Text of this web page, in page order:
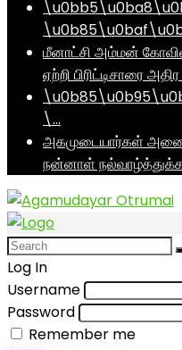
மீனாட்சி அம்மன்
ஏற்றி பிரிட்டிசாரை
\…
அகமுடையார்கள்
நன்னாள்
Log In
Username
Password
Remember me